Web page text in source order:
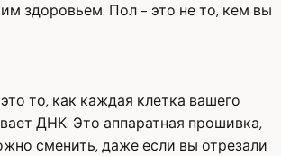
здоровьем. Пол - это не то, кем вы
то, как каждая клетка вашего
ДНК. Это аппаратная прошивка,
сменить, даже если вы отрезали